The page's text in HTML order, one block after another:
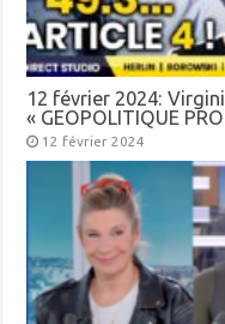
12 février 2024:
« GEOPOLITIQUE
12 février 2024